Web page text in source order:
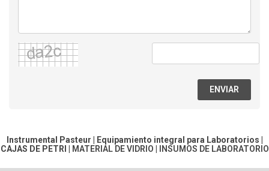
ENVIAR
Instrumental Pasteur | Equipamiento integral para Laboratorios |
CAJAS DE PETRI
MATERIAL DE VIDRIO INSUMOS DE LABORATORIO